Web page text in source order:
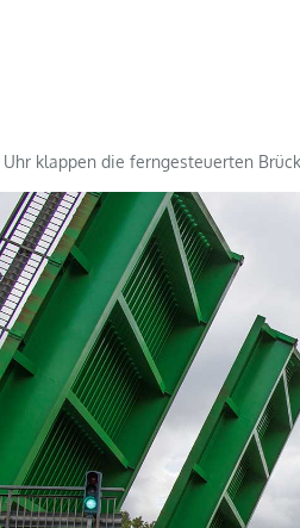
klappen die ferngesteuerten